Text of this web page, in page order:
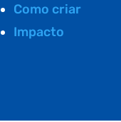
Como criar
Impacto